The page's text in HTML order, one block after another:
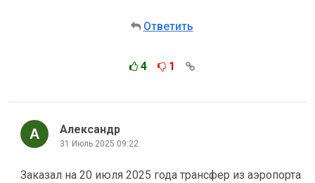
Ответить
4 1
Александр
31 Июль 2025 09:22
Заказал на 20 июля 2025 года трансфер из аэропорта